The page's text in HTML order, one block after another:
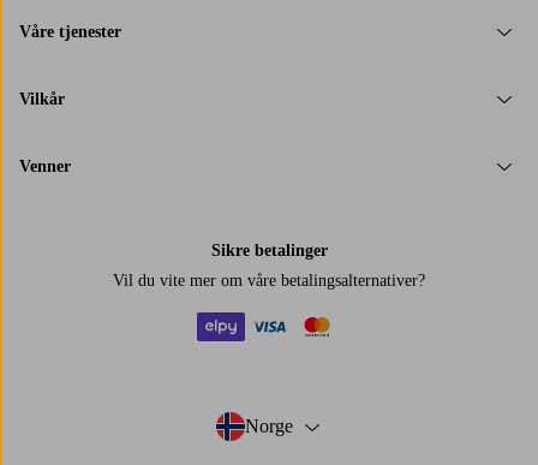
Våre tjenester
Vilkår
Venner
Sikre betalinger
Vil du vite mer om våre betalingsalternativer?
Norge
- Velg land